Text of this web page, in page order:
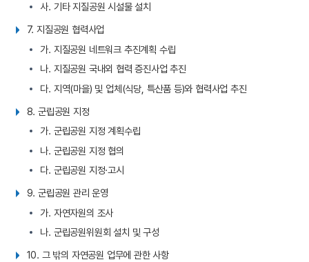
사. 기타 지질공원 시설물 설치
7. 지질공원 협력사업
가. 지질공원 네트워크 추진계획 수립
나. 지질공원 국내외 협력 증진사업 추진
다. 지역(마을) 및 업체(식당, 특산품 등)와 협력사업 추진
8. 군립공원 지정
가. 군립공원 지정 계획수립
나. 군립공원 지정 협의
다. 군립공원 지정·고시
9. 군립공원 관리 운영
가. 자연자원의 조사
나. 군립공원위원회 설치 및 구성
10. 그 밖의 자연공원 업무에 관한 사항